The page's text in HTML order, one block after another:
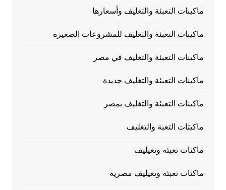
ماكينات التعبئة والتغليف وأسعارها
ماكينات التعبئة والتغليف للمشروعات الصغيره
ماكينات التعبئة والتغليف في مصر
ماكينات التعبئة والتغليف جديدة
ماكينات التعبئة والتغليف بمصر
ماكيتات التعبة والتغليف
ماكنات تعبئه وتغيليف
ماكنات تعبئه وتغيليف مصرية